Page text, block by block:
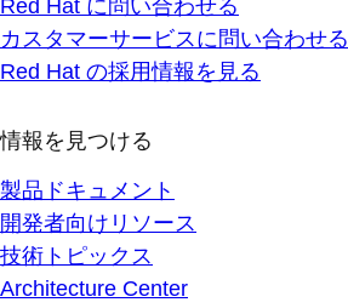
Red Hat に問い合わせる
カスタマーサービスに問い合わせる
Red Hat の採用情報を見る
情報を見つける
製品ドキュメント
開発者向けリソース
技術トピックス
Architecture Center